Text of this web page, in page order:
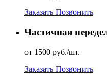
Заказать Позвонить
Частичная
от 1500 руб./шт.
Заказать Позвонить